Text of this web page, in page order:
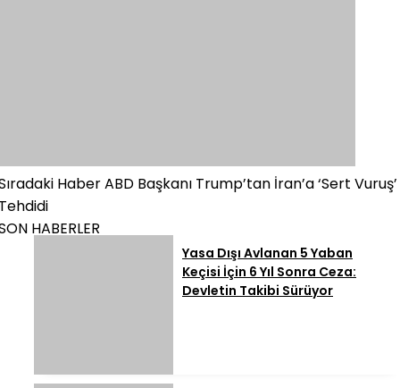
HaberABD Başkanı Trump’tan İran’a ‘Sert Vuruş’
HABERLER
Yasa Dışı Avlanan 5 Yaban
Keçisi İçin 6 Yıl Sonra Ceza:
Devletin Takibi Sürüyor